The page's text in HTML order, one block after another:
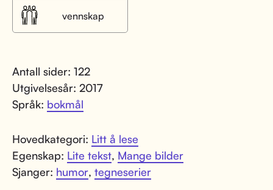
vennskap
Antall sider: 122
Utgivelsesår: 2017
Språk: bokmål
Hovedkategori: Litt å lese
Egenskap: Lite tekst, Mange bilder
Sjanger: humor, tegneserier